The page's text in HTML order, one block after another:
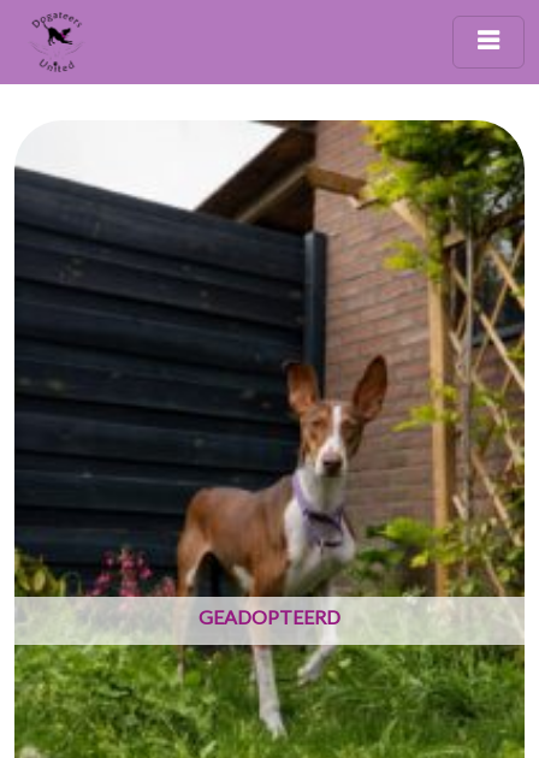
GEADOPTEERD